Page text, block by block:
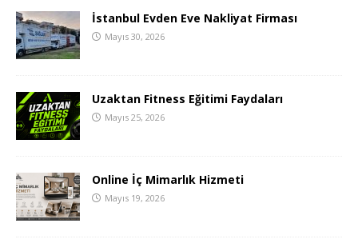
İstanbul Evden Eve Nakliyat Firması
Mayıs 30, 2026
Uzaktan Fitness Eğitimi Faydaları
Mayıs 25, 2026
Online İç Mimarlık Hizmeti
Mayıs 19, 2026